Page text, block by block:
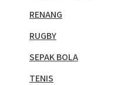
RENANG
RUGBY
SEPAK BOLA
TENIS